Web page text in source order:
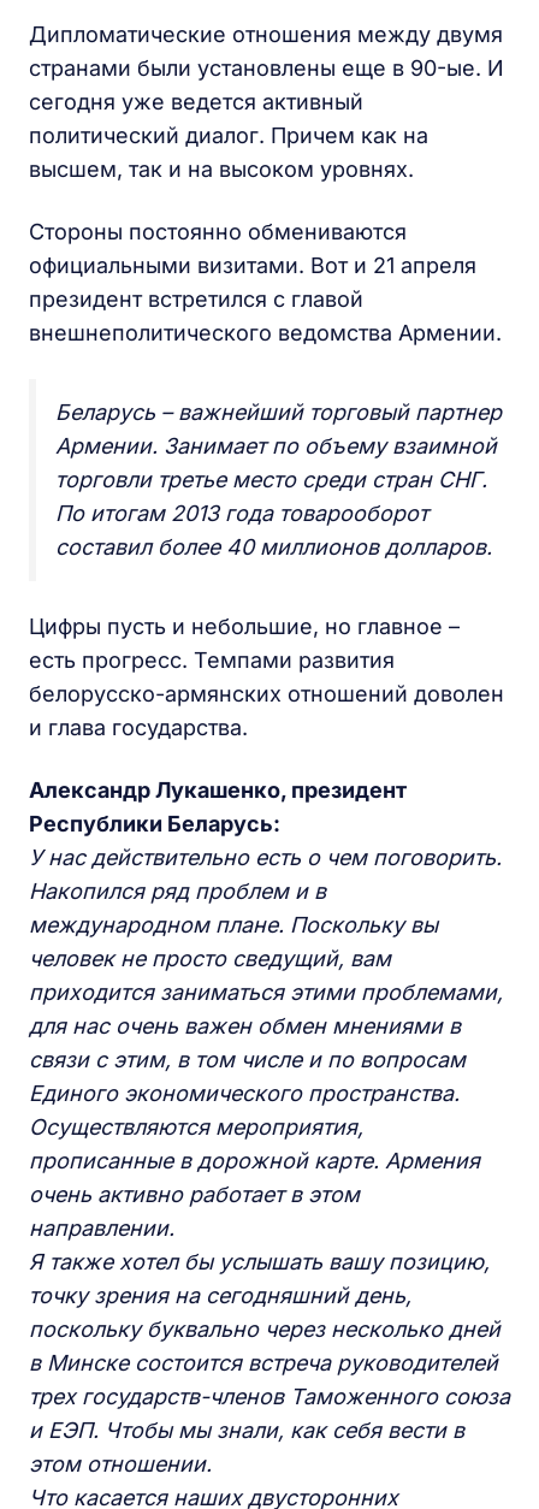
Дипломатические отношения между двумя
странами были установлены еще в 90-ые. И
сегодня уже ведется активный
политический диалог. Причем как на
высшем, так и на высоком уровнях.
Стороны постоянно обмениваются
официальными визитами. Вот и 21 апреля
президент встретился с главой
внешнеполитического ведомства Армении.
Беларусь – важнейший торговый партнер
Армении. Занимает по объему взаимной
торговли третье место среди стран СНГ.
По итогам 2013 года товарооборот
составил более 40 миллионов долларов.
Цифры пусть и небольшие, но главное –
есть прогресс. Темпами развития
белорусско-армянских отношений доволен
и глава государства.
Александр Лукашенко, президент
Республики Беларусь:
У нас действительно есть о чем поговорить.
Накопился ряд проблем и в
международном плане. Поскольку вы
человек не просто сведущий, вам
приходится заниматься этими проблемами,
для нас очень важен обмен мнениями в
связи с этим, в том числе и по вопросам
Единого экономического пространства.
Осуществляются мероприятия,
прописанные в дорожной карте. Армения
очень активно работает в этом
направлении.
Я также хотел бы услышать вашу позицию,
точку зрения на сегодняшний день,
поскольку буквально через несколько дней
в Минске состоится встреча руководителей
трех государств-членов Таможенного союза
и ЕЭП. Чтобы мы знали, как себя вести в
этом отношении.
Что касается наших двусторонних